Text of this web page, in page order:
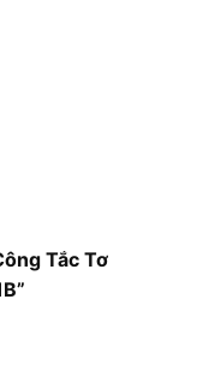
Tắc Tơ